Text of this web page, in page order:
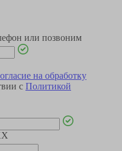
или позвоним
на обработку
с Политикой